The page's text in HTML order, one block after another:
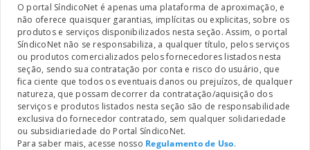
O portal SíndicoNet é apenas uma plataforma de aproximação, e
não oferece quaisquer garantias, implícitas ou explicitas, sobre os
produtos e serviços disponibilizados nesta seção. Assim, o portal
SíndicoNet não se responsabiliza, a qualquer título, pelos serviços
ou produtos comercializados pelos fornecedores listados nesta
seção, sendo sua contratação por conta e risco do usuário, que
fica ciente que todos os eventuais danos ou prejuízos, de qualquer
natureza, que possam decorrer da contratação/aquisição dos
serviços e produtos listados nesta seção são de responsabilidade
exclusiva do fornecedor contratado, sem qualquer solidariedade
ou subsidiariedade do Portal SíndicoNet.
Para saber mais, acesse nosso Regulamento de Uso.